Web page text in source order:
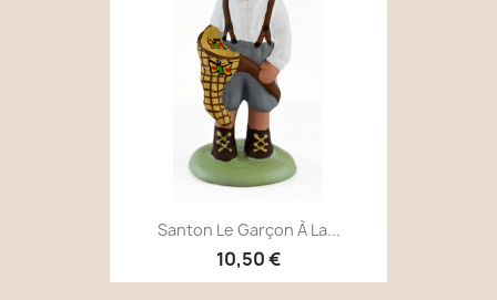
Santon Le Garçon À La...
10,50 €